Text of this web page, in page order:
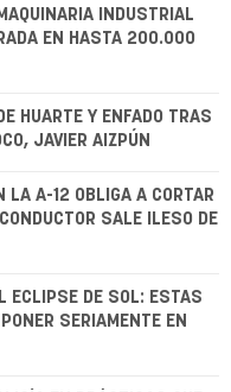
INDUSTRIAL
EN HASTA 200.000
HUARTE Y ENFADO TRAS
JAVIER AIZPÚN
LA A-12 OBLIGA A CORTAR
SALE ILESO DE
ECLIPSE DE SOL: ESTAS
SERIAMENTE EN